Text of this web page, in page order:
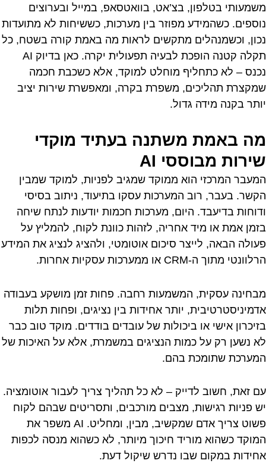
משמעותי בטלפון, בצ’אט, בוואטסאפ, במייל ובערוצים
נוספים. כשהמידע מפוזר בין מערכות, כששיחות לא מתועדות
נכון, וכשמנהלים מתקשים לראות מה באמת קורה בשטח, כל
תקלה קטנה הופכת לבעיה תפעולית יקרה. כאן בדיוק AI
נכנס – לא כתחליף מוחלט למוקד, אלא כשכבת חכמה
שמקצרת תהליכים, משפרת בקרה, ומאפשרת שירות יציב
יותר בקנה מידה גדול.
מה באמת משתנה בעתיד מוקדי
שירות מבוססי AI
המעבר המרכזי הוא ממוקד שמגיב לפניות, למוקד שמבין
הקשר. בעבר, רוב המערכות עסקו בתיעוד, ניתוב בסיסי
ודוחות בדיעבד. היום, מערכות חכמות יודעות לנתח שיחה
בזמן אמת או מיד אחריה, לזהות כוונת לקוח, להמליץ על
פעולה הבאה, לייצר סיכום אוטומטי, ולהציג לנציג את המידע
הרלוונטי מתוך ה-CRM או ממערכות עסקיות אחרות.
מבחינה עסקית, המשמעות רחבה. פחות זמן מושקע בעבודה
אדמיניסטרטיבית, יותר אחידות בין נציגים, ופחות תלות
בזיכרון אישי או ביכולות של עובדים בודדים. מוקד טוב כבר
לא נשען רק על כמות הנציגים במשמרת, אלא על האיכות של
המערכת שתומכת בהם.
עם זאת, חשוב לדייק – לא כל תהליך צריך לעבור אוטומציה.
יש פניות רגישות, מצבים מורכבים, ותסריטים שבהם לקוח
פשוט צריך אדם שמקשיב, מבין, ומחליט. AI משפר את
המוקד כשהוא מוריד חיכוך מיותר, לא כשהוא מנסה לכפות
אחידות במקום שבו נדרש שיקול דעת.